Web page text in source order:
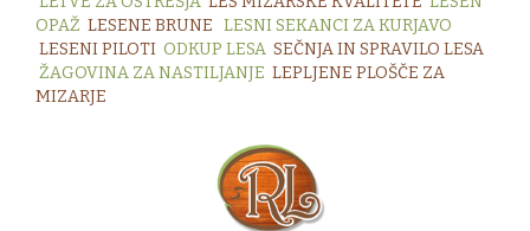
OPAŽ LESENE BRUNE LESNI SEKANCI ZA KURJAVO
LESENI PILOTI ODKUP LESA SEČNJA IN SPRAVILO LESA
ŽAGOVINA ZA NASTILJANJE LEPLJENE PLOŠČE ZA
MIZARJE